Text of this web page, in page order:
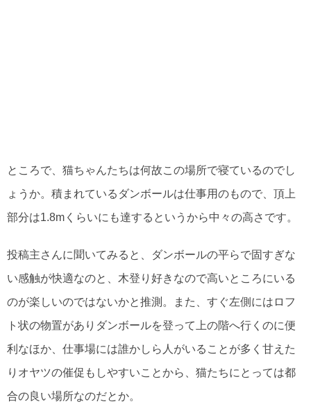
ところで、猫ちゃんたちは何故この場所で寝ているのでし
ょうか。積まれているダンボールは仕事用のもので、頂上
部分は1.8mくらいにも達するというから中々の高さです。
投稿主さんに聞いてみると、ダンボールの平らで固すぎな
い感触が快適なのと、木登り好きなので高いところにいる
のが楽しいのではないかと推測。また、すぐ左側にはロフ
ト状の物置がありダンボールを登って上の階へ行くのに便
利なほか、仕事場には誰かしら人がいることが多く甘えた
りオヤツの催促もしやすいことから、猫たちにとっては都
合の良い場所なのだとか。